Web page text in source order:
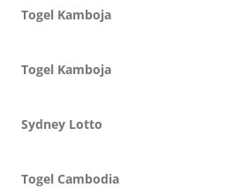
Togel Kamboja
Togel Kamboja
Sydney Lotto
Togel Cambodia